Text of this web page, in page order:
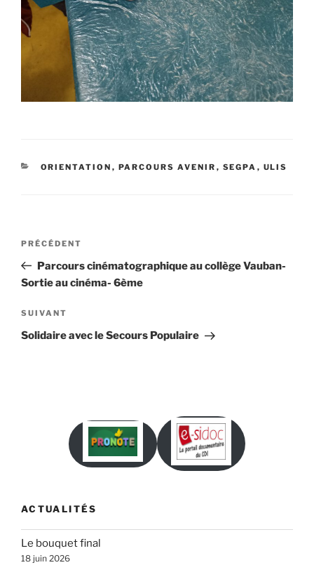
CATÉGORIES
ORIENTATION , PARCOURS AVENIR , SEGPA , ULIS
Navigation
l’article
Article
précédent
PRÉCÉDENT
Parcours cinématographique au collège Vauban-
Sortie au cinéma- 6ème
Article
suivant
SUIVANT
Solidaire avec le Secours Populaire
ACTUALITÉS
Le bouquet final
18 juin 2026